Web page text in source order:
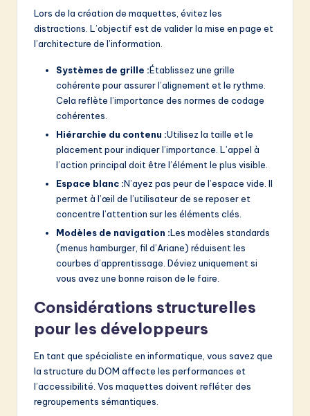
Lors de la création de maquettes, évitez les
distractions. L’objectif est de valider la mise en page et
l’architecture de l’information.
Systèmes de grille :Établissez une grille
cohérente pour assurer l’alignement et le rythme.
Cela reflète l’importance des normes de codage
cohérentes.
Hiérarchie du contenu :Utilisez la taille et le
placement pour indiquer l’importance. L’appel à
l’action principal doit être l’élément le plus visible.
Espace blanc :N’ayez pas peur de l’espace vide. Il
permet à l’œil de l’utilisateur de se reposer et
concentre l’attention sur les éléments clés.
Modèles de navigation :Les modèles standards
(menus hamburger, fil d’Ariane) réduisent les
courbes d’apprentissage. Déviez uniquement si
vous avez une bonne raison de le faire.
Considérations structurelles
pour les développeurs
En tant que spécialiste en informatique, vous savez que
la structure du DOM affecte les performances et
l’accessibilité. Vos maquettes doivent refléter des
regroupements sémantiques.